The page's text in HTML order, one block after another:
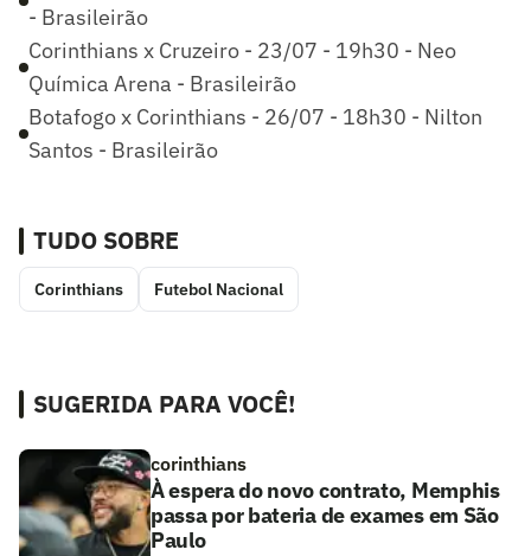
- Brasileirão
Corinthians x Cruzeiro - 23/07 - 19h30 - Neo
Química Arena - Brasileirão
Botafogo x Corinthians - 26/07 - 18h30 - Nilton
Santos - Brasileirão
TUDO SOBRE
Corinthians Futebol Nacional
SUGERIDA PARA VOCÊ!
corinthians
À espera do novo contrato, Memphis
passa por bateria de exames em São
Paulo